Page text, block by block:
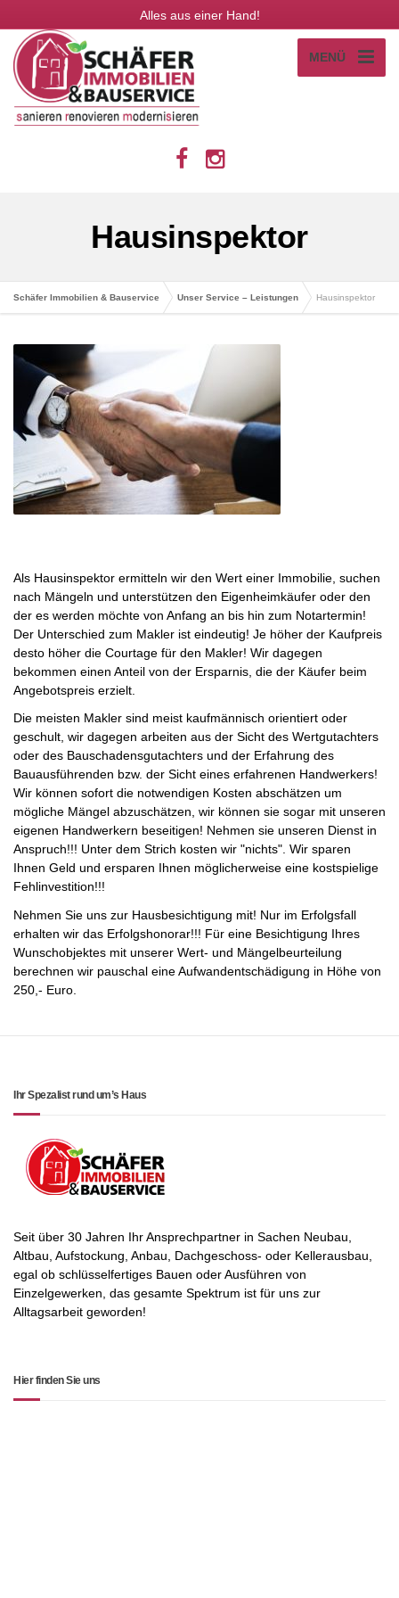
Alles aus einer Hand!
MENÜ
Hausinspektor
Schäfer Immobilien & Bauservice Unser Service – Leistungen Hausinspektor
Als Hausinspektor ermitteln wir den Wert einer Immobilie, suchen
nach Mängeln und unterstützen den Eigenheimkäufer oder den
der es werden möchte von Anfang an bis hin zum Notartermin!
Der Unterschied zum Makler ist eindeutig! Je höher der Kaufpreis
desto höher die Courtage für den Makler! Wir dagegen
bekommen einen Anteil von der Ersparnis, die der Käufer beim
Angebotspreis erzielt.
Die meisten Makler sind meist kaufmännisch orientiert oder
geschult, wir dagegen arbeiten aus der Sicht des Wertgutachters
oder des Bauschadensgutachters und der Erfahrung des
Bauausführenden bzw. der Sicht eines erfahrenen Handwerkers!
Wir können sofort die notwendigen Kosten abschätzen um
mögliche Mängel abzuschätzen, wir können sie sogar mit unseren
eigenen Handwerkern beseitigen! Nehmen sie unseren Dienst in
Anspruch!!! Unter dem Strich kosten wir "nichts". Wir sparen
Ihnen Geld und ersparen Ihnen möglicherweise eine kostspielige
Fehlinvestition!!!
Nehmen Sie uns zur Hausbesichtigung mit! Nur im Erfolgsfall
erhalten wir das Erfolgshonorar!!! Für eine Besichtigung Ihres
Wunschobjektes mit unserer Wert- und Mängelbeurteilung
berechnen wir pauschal eine Aufwandentschädigung in Höhe von
250,- Euro.
Ihr Spezalist rund um’s Haus
Seit über 30 Jahren Ihr Ansprechpartner in Sachen Neubau,
Altbau, Aufstockung, Anbau, Dachgeschoss- oder Kellerausbau,
egal ob schlüsselfertiges Bauen oder Ausführen von
Einzelgewerken, das gesamte Spektrum ist für uns zur
Alltagsarbeit geworden!
Hier finden Sie uns